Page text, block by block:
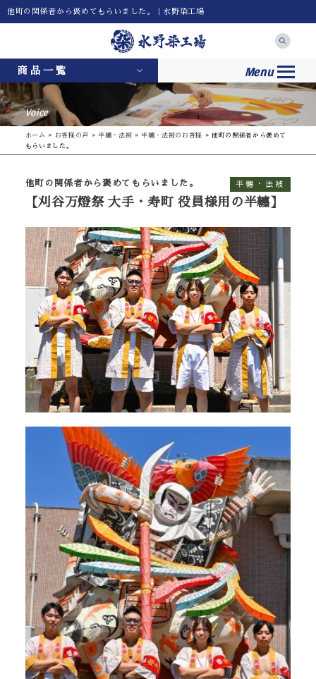
他町の関係者から褒めてもらいました。｜水野染工場
商品一覧 Menu
Voice
ホーム » お客様の声 » 半纏・法被 »半纏・法被のお客様 » 他町の関係者から褒めて
もらいました。
他町の関係者から褒めてもらいました。 半纏・法被
【刈谷万燈祭 大手・寿町 役員様用の半纏】